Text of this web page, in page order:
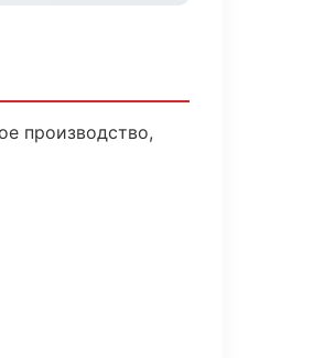
производство,